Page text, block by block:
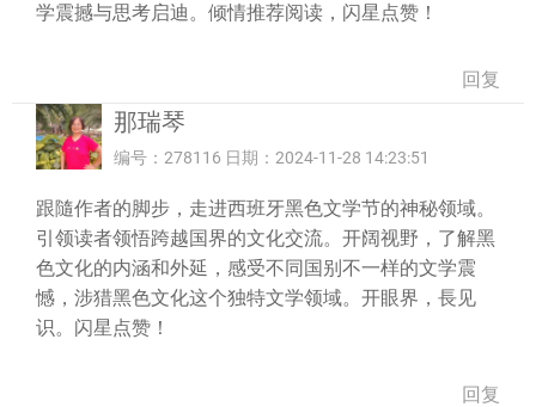
学震撼与思考启迪。倾情推荐阅读，闪星点赞！
回复
那瑞琴
编号：278116 日期：2024-11-28 14:23:51
跟隨作者的脚步，走进西班牙黑色文学节的神秘领域。
引领读者领悟跨越国界的文化交流。开阔视野，了解黑
色文化的内涵和外延，感受不同国别不一样的文学震
憾，涉猎黑色文化这个独特文学领域。开眼界，長见
识。闪星点赞！
回复